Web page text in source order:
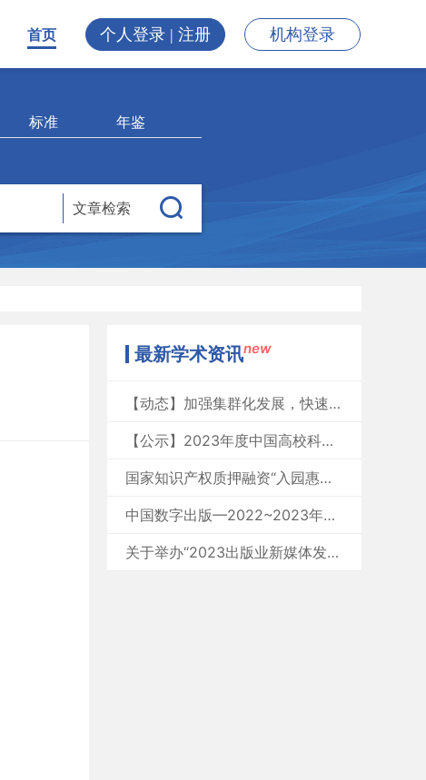
首页 个人登录 | 注册 机构登录
标准
年鉴
文章检索
最新学术资讯new
【动态】加强集群化发展，快速提升期刊影响力——科学出版社成都地区科技期刊研讨会召开
【公示】2023年度中国高校科技期刊建设示范案例库•编辑团队及编辑个人拟入库案例
国家知识产权质押融资“入园惠企”活动在杭州高新区（滨江）启动
中国数字出版—2022~2023年中国数字出版产业年度报告
关于举办“2023出版业新媒体发展经验交流会”的通知（11月南京）